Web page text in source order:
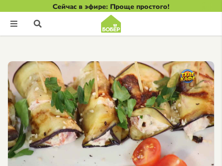
Сейчас в эфире: Проще простого!
 